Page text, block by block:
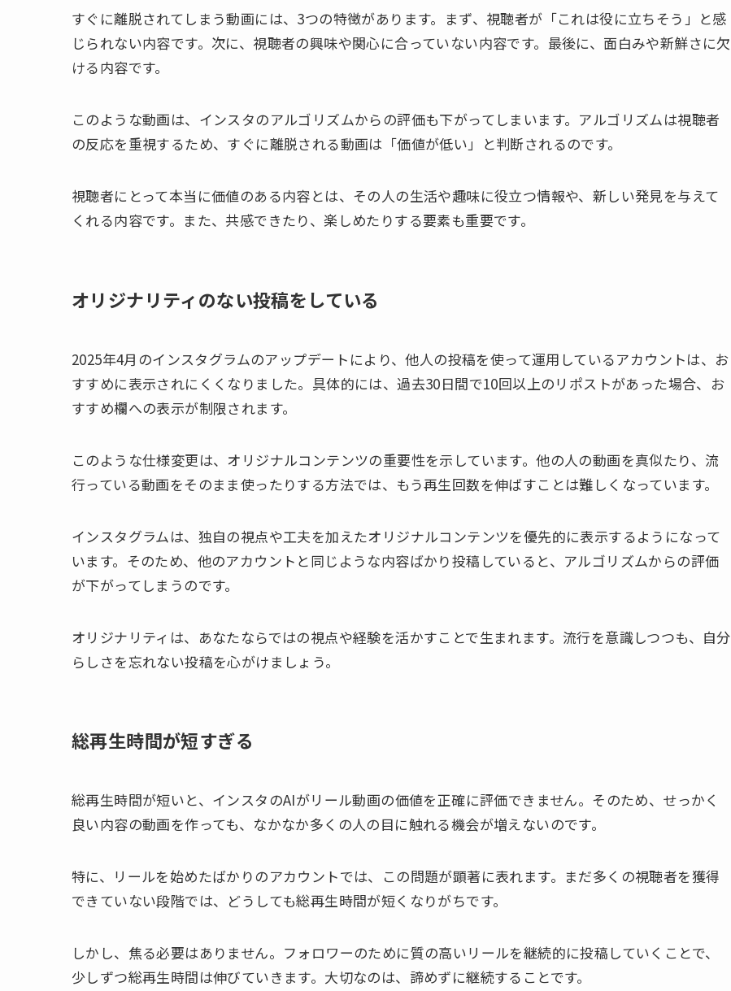
すぐに離脱されてしまう動画には、3つの特徴があります。まず、視聴者が「これは役に立ちそう」と感
じられない内容です。次に、視聴者の興味や関心に合っていない内容です。最後に、面白みや新鮮さに欠
ける内容です。
このような動画は、インスタのアルゴリズムからの評価も下がってしまいます。アルゴリズムは視聴者
の反応を重視するため、すぐに離脱される動画は「価値が低い」と判断されるのです。
視聴者にとって本当に価値のある内容とは、その人の生活や趣味に役立つ情報や、新しい発見を与えて
くれる内容です。また、共感できたり、楽しめたりする要素も重要です。
オリジナリティのない投稿をしている
2025年4月のインスタグラムのアップデートにより、他人の投稿を使って運用しているアカウントは、お
すすめに表示されにくくなりました。具体的には、過去30日間で10回以上のリポストがあった場合、お
すすめ欄への表示が制限されます。
このような仕様変更は、オリジナルコンテンツの重要性を示しています。他の人の動画を真似たり、流
行っている動画をそのまま使ったりする方法では、もう再生回数を伸ばすことは難しくなっています。
インスタグラムは、独自の視点や工夫を加えたオリジナルコンテンツを優先的に表示するようになって
います。そのため、他のアカウントと同じような内容ばかり投稿していると、アルゴリズムからの評価
が下がってしまうのです。
オリジナリティは、あなたならではの視点や経験を活かすことで生まれます。流行を意識しつつも、自分
らしさを忘れない投稿を心がけましょう。
総再生時間が短すぎる
総再生時間が短いと、インスタのAIがリール動画の価値を正確に評価できません。そのため、せっかく
良い内容の動画を作っても、なかなか多くの人の目に触れる機会が増えないのです。
特に、リールを始めたばかりのアカウントでは、この問題が顕著に表れます。まだ多くの視聴者を獲得
できていない段階では、どうしても総再生時間が短くなりがちです。
しかし、焦る必要はありません。フォロワーのために質の高いリールを継続的に投稿していくことで、
少しずつ総再生時間は伸びていきます。大切なのは、諦めずに継続することです。